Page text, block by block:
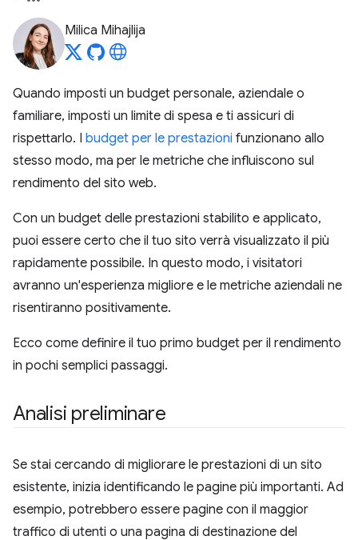
Milica Mihajlija
Quando imposti un budget personale, aziendale o
familiare, imposti un limite di spesa e ti assicuri di
rispettarlo. I budget per le prestazioni funzionano allo
stesso modo, ma per le metriche che influiscono sul
rendimento del sito web.
Con un budget delle prestazioni stabilito e applicato,
puoi essere certo che il tuo sito verrà visualizzato il più
rapidamente possibile. In questo modo, i visitatori
avranno un'esperienza migliore e le metriche aziendali ne
risentiranno positivamente.
Ecco come definire il tuo primo budget per il rendimento
in pochi semplici passaggi.
Analisi preliminare
Se stai cercando di migliorare le prestazioni di un sito
esistente, inizia identificando le pagine più importanti. Ad
esempio, potrebbero essere pagine con il maggior
traffico di utenti o una pagina di destinazione del